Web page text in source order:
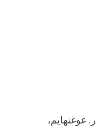
غوغنهايم،